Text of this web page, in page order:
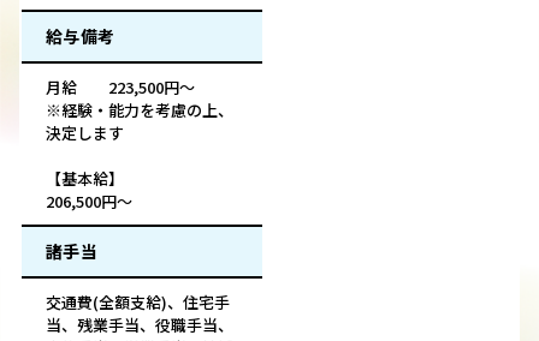
給与備考
月給 223,500円～
※経験・能力を考慮の上、
決定します
【基本給】
206,500円～
諸手当
交通費(全額支給)、住宅手
当、残業手当、役職手当、